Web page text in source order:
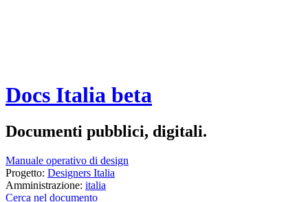
Docs Italia beta
Documenti pubblici, digitali.
Manuale operativo di design
Progetto: Designers Italia
Amministrazione: italia
Cerca nel documento